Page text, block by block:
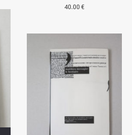
40.00€